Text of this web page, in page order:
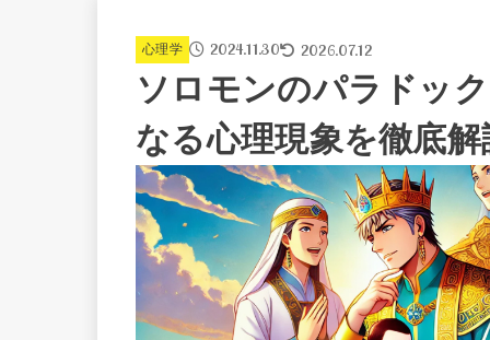
心理学 2024.11.30 2026.07.12
ソロモンのパラドッ
なる心理現象を徹底解